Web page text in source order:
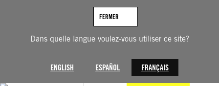
Dans quelle langue voulez-vous utiliser ce site?
ENGLISH ESPAÑOL FRANÇAIS
FERMER